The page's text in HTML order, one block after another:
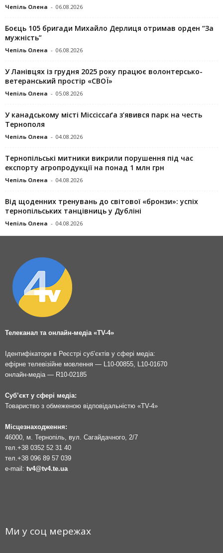
Чепіль Олена - 06.08.2026
Боєць 105 бригади Михайло Дерлиця отримав орден “За
мужність”
Чепіль Олена - 06.08.2026
У Ланівцях із грудня 2025 року працює волонтерсько-
ветеранський простір «СВОЇ»
Чепіль Олена - 05.08.2026
У канадському місті Міссіссаґа з’явився парк на честь
Тернополя
Чепіль Олена - 04.08.2026
Тернопільські митники викрили порушення під час
експорту агропродукції на понад 1 млн грн
Чепіль Олена - 04.08.2026
Від щоденних тренувань до світової «бронзи»: успіх
тернопільських танцівниць у Дубліні
Чепіль Олена - 04.08.2026
Телеканал та онлайн-медіа «TV-4»
Ідентифікатори в Реєстрі суб’єктів у сфері медіа:
ефірне телевізійне мовлення — L10-00855, L10-01670
онлайн-медіа — R10-02185
Суб’єкт у сфері медіа:
Товариство з обмеженою відповідальністю «TV-4»
Місцезнаходження:
46000, м. Тернопіль, вул. Сагайдачного, 2/7
тел.+38 0352 52 31 40
тел.+38 096 89 57 039
e-mail: tv4@tv4.te.ua
Ми у соц мережах